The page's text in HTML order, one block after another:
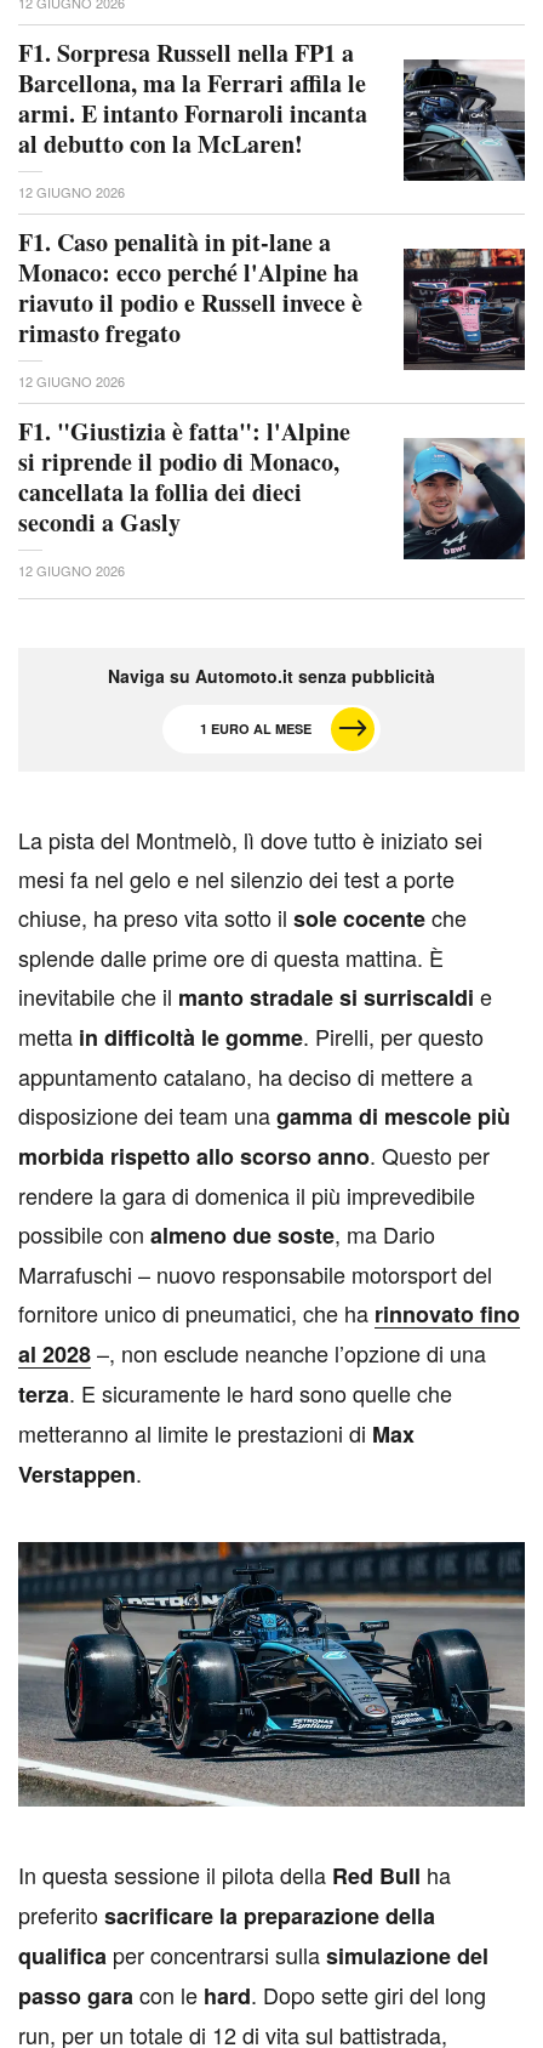
F1. Sorpresa Russell nella FP1 a
Barcellona, ma la Ferrari affila le
armi. E intanto Fornaroli incanta
al debutto con la McLaren!
12 GIUGNO 2026
F1. Caso penalità in pit-lane a
Monaco: ecco perché l'Alpine ha
riavuto il podio e Russell invece è
rimasto fregato
12 GIUGNO 2026
F1. "Giustizia è fatta": l'Alpine
si riprende il podio di Monaco,
cancellata la follia dei dieci
secondi a Gasly
12 GIUGNO 2026
Naviga su Automoto.it senza pubblicità
1 EURO AL MESE
La pista del Montmelò, lì dove tutto è iniziato sei
mesi fa nel gelo e nel silenzio dei test a porte
chiuse, ha preso vita sotto il sole cocenteche
splende dalle prime ore di questa mattina. È
inevitabile che il manto stradale si surriscaldi e
metta in difficoltà le gomme. Pirelli, per questo
appuntamento catalano, ha deciso di mettere a
disposizione dei team unagamma di mescole più
morbida rispetto allo scorso anno. Questo per
rendere la gara di domenica il più imprevedibile
possibile con almeno due soste, ma Dario
Marrafuschi – nuovo responsabile motorsport del
fornitore unico di pneumatici, che ha rinnovato fino
al 2028–, non esclude neanche l’opzione di una
terza. E sicuramente le hard sono quelle che
metteranno al limite le prestazioni di Max
Verstappen.
In questa sessione il pilota della Red Bull ha
preferitosacrificare la preparazione della
qualifica per concentrarsi sullasimulazione del
passo garacon le hard. Dopo sette giri del long
run, per un totale di 12 di vita sul battistrada,